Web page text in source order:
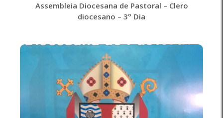
Assembleia Diocesana de Pastoral – Clero
diocesano – 3º Dia